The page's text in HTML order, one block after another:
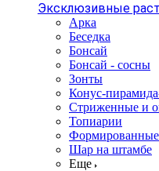
Эксклюзивные
Арка
Беседка
Бонсай
Бонсай - сосны
Зонты
Конус-
Стриженные и
Топиарии
Формированные
Шар на штамбе
Еще